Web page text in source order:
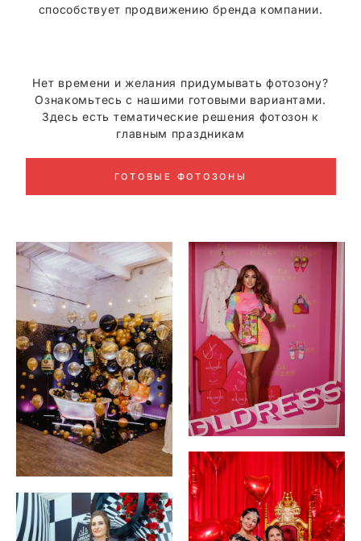
способствует продвижению бренда компании.
Нет времени и желания придумывать фотозону?
Ознакомьтесь с нашими готовыми вариантами.
Здесь есть тематические решения фотозон к
главным праздникам
ГОТОВЫЕ ФОТОЗОНЫ